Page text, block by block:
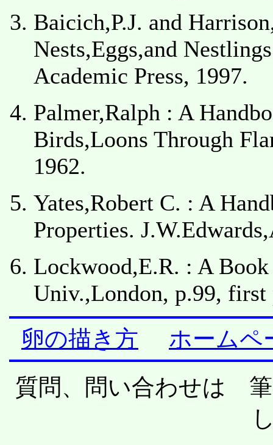
Baicich,P.J. and
Nests,Eggs,and
Academic Press, 1997.
Palmer,Ralph : A
Birds,Loons Through
1962.
Yates,Robert C. : A
Properties.
Lockwood,E.R. : A
Univ.,London, p.99, first
卵の描き方
ホームペ
質問、問い合わせは